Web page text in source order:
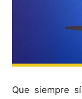
Que siempre